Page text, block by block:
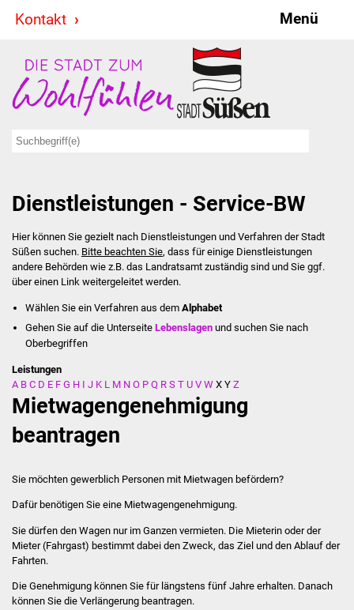
Kontakt Menü
Stadt & Politik
Bürgermeister
Ausschüsse
Ratsinformationssystem
Jugendbeirat
Summerrockfestival
Stadtverwaltung
Stellenangebote
Kontakt
Dienstleistungen - Service-BW
Hier können Sie gezielt nach Dienstleistungen und Verfahren der Stadt
Süßen suchen. Bitte beachten Sie, dass für einige Dienstleistungen
andere Behörden wie z.B. das Landratsamt zuständig sind und Sie ggf.
über einen Link weitergeleitet werden.
Wählen Sie ein Verfahren aus dem Alphabet
Gehen Sie auf die UnterseiteLebenslagen und suchen Sie nach
Oberbegriffen
Leistungen
A B C D E F G H I J K L M N O P Q R S T U V W X Y Z
Mietwagengenehmigung
beantragen
Sie möchten gewerblich Personen mit Mietwagen befördern?
Dafür benötigen Sie eine Mietwagengenehmigung.
Sie dürfen den Wagen nur im Ganzen vermieten. Die Mieterin oder der
Mieter (Fahrgast) bestimmt dabei den Zweck, das Ziel und den Ablauf der
Fahrten.
Die Genehmigung können Sie für längstens fünf Jahre erhalten. Danach
können Sie die Verlängerung beantragen.